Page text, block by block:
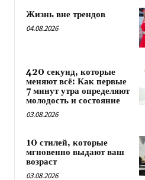
Жизнь вне трендов
04.08.2026
420 секунд, которые
меняют всё: Как первые
7 минут утра определяют
молодость и состояние
03.08.2026
10 стилей, которые
мгновенно выдают ваш
возраст
03.08.2026